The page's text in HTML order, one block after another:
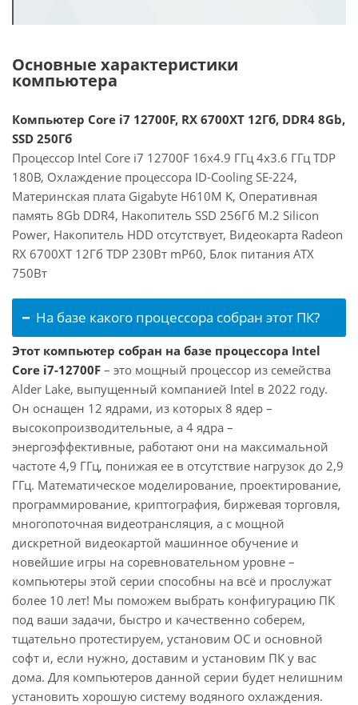
Основные характеристики
компьютера
Компьютер Core i7 12700F, RX 6700XT 12Гб, DDR4 8Gb,
SSD 250Гб
Процессор Intel Core i7 12700F 16x4.9 ГГц 4x3.6 ГГц TDP
180В, Охлаждение процессора ID-Cooling SE-224,
Материнская плата Gigabyte H610M K, Оперативная
память 8Gb DDR4, Накопитель SSD 256Гб M.2 Silicon
Power, Накопитель HDD отсутствует, Видеокарта Radeon
RX 6700XT 12Гб TDP 230Вт mP60, Блок питания ATX
750Вт
На базе какого процессора собран этот ПК?
Этот компьютер собран на базе процессора Intel
Core i7-12700F – это мощный процессор из семейства
Alder Lake, выпущенный компанией Intel в 2022 году.
Он оснащен 12 ядрами, из которых 8 ядер –
высокопроизводительные, а 4 ядра –
энергоэффективные, работают они на максимальной
частоте 4,9 ГГц, понижая ее в отсутствие нагрузок до 2,9
ГГц. Математическое моделирование, проектирование,
программирование, криптография, биржевая торговля,
многопоточная видеотрансляция, а с мощной
дискретной видеокартой машинное обучение и
новейшие игры на соревновательном уровне –
компьютеры этой серии способны на всё и прослужат
более 10 лет! Мы поможем выбрать конфигурацию ПК
под ваши задачи, быстро и качественно соберем,
тщательно протестируем, установим ОС и основной
софт и, если нужно, доставим и установим ПК у вас
дома. Для компьютеров данной серии будет нелишним
установить хорошую систему водяного охлаждения.